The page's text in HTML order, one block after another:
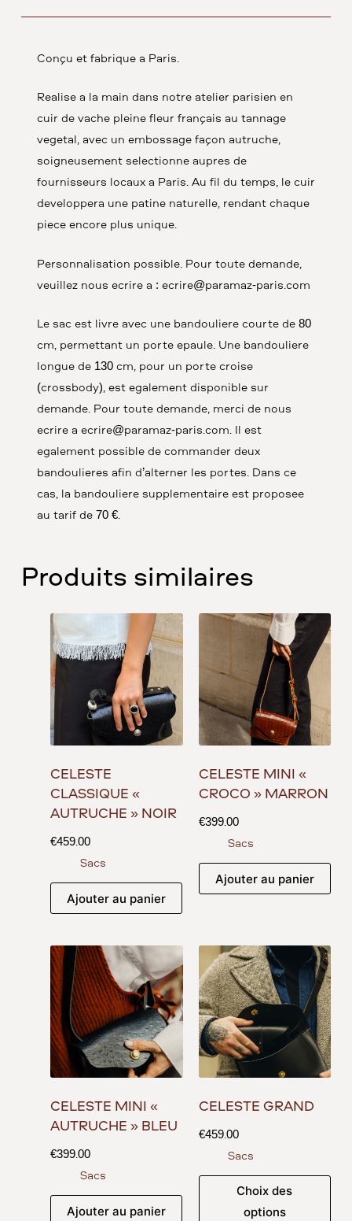
Conçu et fabriqué à Paris.
Réalisé à la main dans notre atelier parisien en
cuir de vache pleine fleur français au tannage
végétal, avec un embossage façon autruche,
soigneusement sélectionné auprès de
fournisseurs locaux à Paris. Au fil du temps, le cuir
développera une patine naturelle, rendant chaque
pièce encore plus unique.
Personnalisation possible. Pour toute demande,
veuillez nous écrire à : ecrire@paramaz-paris.com
Le sac est livré avec une bandoulière courte de 80
cm, permettant un porté épaule. Une bandoulière
longue de 130 cm, pour un porté croisé
(crossbody), est également disponible sur
demande. Pour toute demande, merci de nous
écrire à ecrire@paramaz-paris.com. Il est
également possible de commander deux
bandoulières afin d’alterner les portés. Dans ce
cas, la bandoulière supplémentaire est proposée
au tarif de 70 €.
Produits similaires
CÉLESTE
CLASSIQUE «
AUTRUCHE » NOIR
€459.00
Sacs
Ajouter au panier
CÉLESTE MINI «
CROCO » MARRON
€399.00
Sacs
Ajouter au panier
CÉLESTE MINI «
AUTRUCHE » BLEU
€399.00
Sacs
Ajouter au panier
CÉLESTE GRAND
€459.00
Sacs
Choix des
options